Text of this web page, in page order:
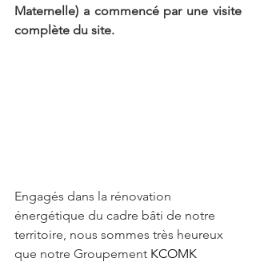
Maternelle) a commencé par une visite
complète du site.
Engagés dans la rénovation
énergétique du cadre bâti de notre
territoire, nous sommes très heureux
que notre Groupement KCOMK